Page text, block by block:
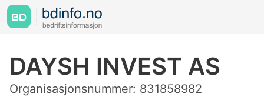
DAYSH INVEST AS
Organisasjonsnummer: 831858982